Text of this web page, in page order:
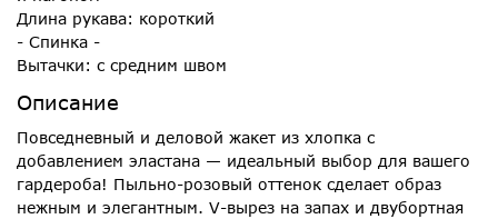
Длина рукава: короткий
- Спинка -
Вытачки: с средним швом
Описание
Повседневный и деловой жакет из хлопка с
добавлением эластана — идеальный выбор для вашего
гардероба! Пыльно-розовый оттенок сделает образ
нежным и элегантным. V-вырез на запах и двубортная